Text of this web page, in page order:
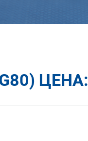
ЦЕНА: